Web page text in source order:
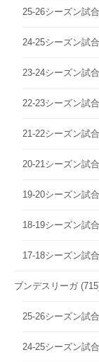
25-26シーズン試
24-25シーズン試
23-24シーズン試
22-23シーズン試
21-22シーズン試
20-21シーズン試
19-20シーズン試
18-19シーズン試
17-18シーズン試
ブンデスリーガ
25-26シーズン試
24-25シーズン試